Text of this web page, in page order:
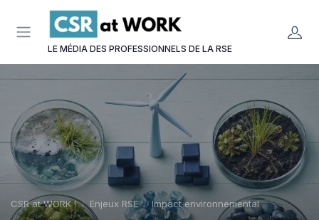
LE MÉDIA DES PROFESSIONNELS DE LA RSE
CSR at WORK ! Enjeux RSE Impact environnemental
Panneau de gestion des cookies